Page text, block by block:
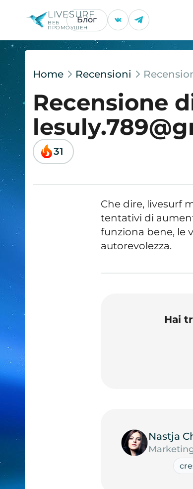
LIVESURF
ВЕБ
ПРОМОУШЕН
Блог
Home Recensioni
Recensione
31
Che dire, livesurf
tentativi di
funziona bene, le
autorevolezza.
Hai
Nastja